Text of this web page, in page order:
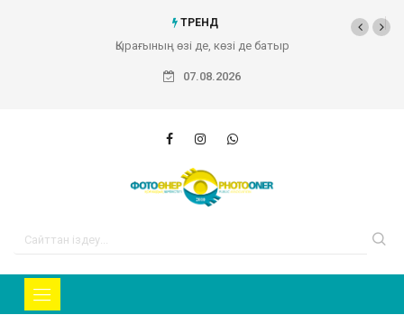
ТРЕНД
Қырағының өзі де, көзі де батыр
07.08.2026